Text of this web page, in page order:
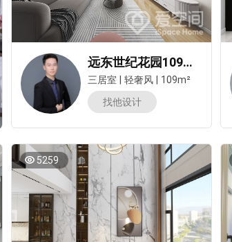
远东世纪花园109㎡三居室轻奢风装修案例
三居室 轻奢风
109m²
找他设计
5259